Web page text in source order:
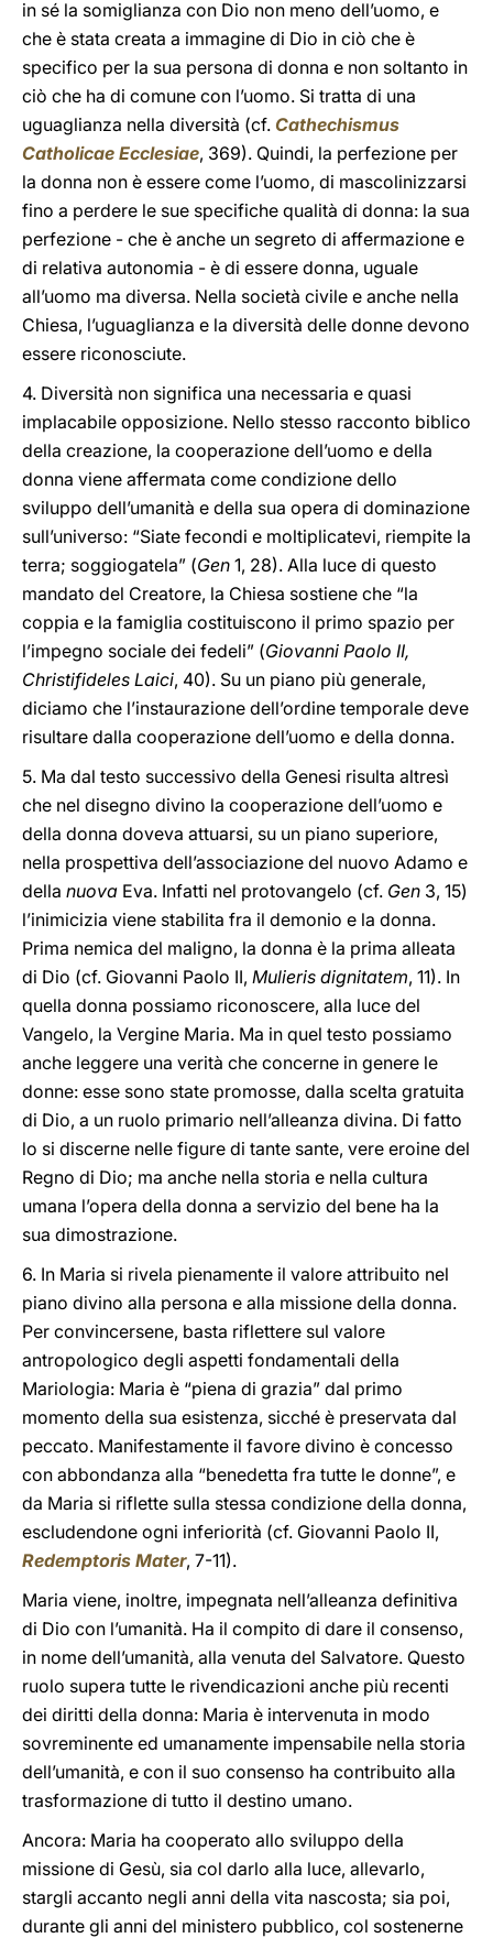
in sé la somiglianza con Dio non meno dell’uomo, e
che è stata creata a immagine di Dio in ciò che è
specifico per la sua persona di donna e non soltanto in
ciò che ha di comune con l’uomo. Si tratta di una
uguaglianza nella diversità (cf. Cathechismus
Catholicae Ecclesiae, 369). Quindi, la perfezione per
la donna non è essere come l’uomo, di mascolinizzarsi
fino a perdere le sue specifiche qualità di donna: la sua
perfezione - che è anche un segreto di affermazione e
di relativa autonomia - è di essere donna, uguale
all’uomo ma diversa. Nella società civile e anche nella
Chiesa, l’uguaglianza e la diversità delle donne devono
essere riconosciute.
4. Diversità non significa una necessaria e quasi
implacabile opposizione. Nello stesso racconto biblico
della creazione, la cooperazione dell’uomo e della
donna viene affermata come condizione dello
sviluppo dell’umanità e della sua opera di dominazione
sull’universo: “Siate fecondi e moltiplicatevi, riempite la
terra; soggiogatela” (Gen 1, 28). Alla luce di questo
mandato del Creatore, la Chiesa sostiene che “la
coppia e la famiglia costituiscono il primo spazio per
l’impegno sociale dei fedeli” (Giovanni Paolo II,
Christifideles Laici, 40). Su un piano più generale,
diciamo che l’instaurazione dell’ordine temporale deve
risultare dalla cooperazione dell’uomo e della donna.
5. Ma dal testo successivo della Genesi risulta altresì
che nel disegno divino la cooperazione dell’uomo e
della donna doveva attuarsi, su un piano superiore,
nella prospettiva dell’associazione del nuovo Adamo e
della nuova Eva. Infatti nel protovangelo (cf. Gen 3, 15)
l’inimicizia viene stabilita fra il demonio e la donna.
Prima nemica del maligno, la donna è la prima alleata
di Dio (cf. Giovanni Paolo II, Mulieris dignitatem, 11). In
quella donna possiamo riconoscere, alla luce del
Vangelo, la Vergine Maria. Ma in quel testo possiamo
anche leggere una verità che concerne in genere le
donne: esse sono state promosse, dalla scelta gratuita
di Dio, a un ruolo primario nell’alleanza divina. Di fatto
lo si discerne nelle figure di tante sante, vere eroine del
Regno di Dio; ma anche nella storia e nella cultura
umana l’opera della donna a servizio del bene ha la
sua dimostrazione.
6. In Maria si rivela pienamente il valore attribuito nel
piano divino alla persona e alla missione della donna.
Per convincersene, basta riflettere sul valore
antropologico degli aspetti fondamentali della
Mariologia: Maria è “piena di grazia” dal primo
momento della sua esistenza, sicché è preservata dal
peccato. Manifestamente il favore divino è concesso
con abbondanza alla “benedetta fra tutte le donne”, e
da Maria si riflette sulla stessa condizione della donna,
escludendone ogni inferiorità (cf. Giovanni Paolo II,
Redemptoris Mater, 7-11).
Maria viene, inoltre, impegnata nell’alleanza definitiva
di Dio con l’umanità. Ha il compito di dare il consenso,
in nome dell’umanità, alla venuta del Salvatore. Questo
ruolo supera tutte le rivendicazioni anche più recenti
dei diritti della donna: Maria è intervenuta in modo
sovreminente ed umanamente impensabile nella storia
dell’umanità, e con il suo consenso ha contribuito alla
trasformazione di tutto il destino umano.
Ancora: Maria ha cooperato allo sviluppo della
missione di Gesù, sia col darlo alla luce, allevarlo,
stargli accanto negli anni della vita nascosta; sia poi,
durante gli anni del ministero pubblico, col sostenerne